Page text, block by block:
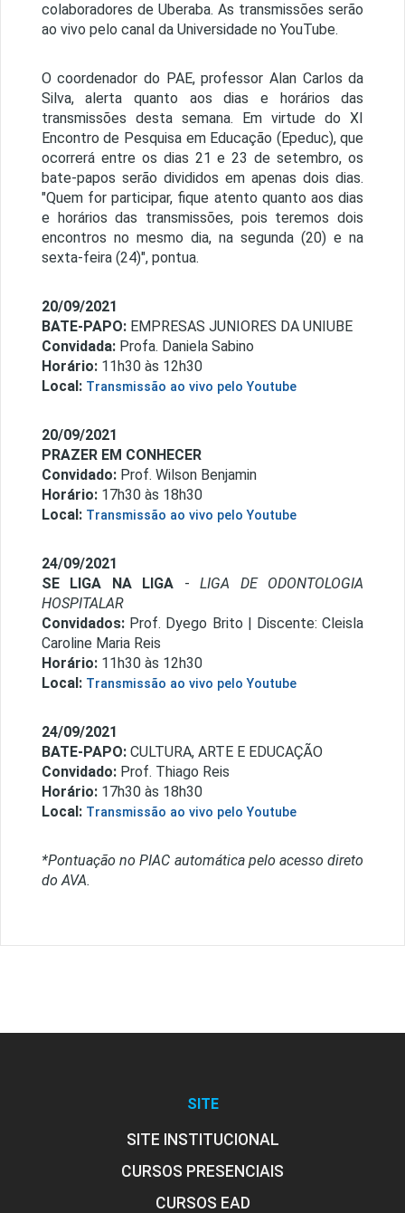
colaboradores de Uberaba. As transmissões serão
ao vivo pelo canal da Universidade no YouTube.
O coordenador do PAE, professor Alan Carlos da
Silva, alerta quanto aos dias e horários das
transmissões desta semana. Em virtude do XI
Encontro de Pesquisa em Educação (Epeduc), que
ocorrerá entre os dias 21 e 23 de setembro, os
bate-papos serão divididos em apenas dois dias.
"Quem for participar, fique atento quanto aos dias
e horários das transmissões, pois teremos dois
encontros no mesmo dia, na segunda (20) e na
sexta-feira (24)", pontua.
20/09/2021
BATE-PAPO:EMPRESAS JUNIORES DA UNIUBE
Convidada:Profa. Daniela Sabino
Horário:11h30 às 12h30
Local: Transmissão ao vivo pelo Youtube
20/09/2021
PRAZER EM CONHECER
Convidado:Prof. Wilson Benjamin
Horário:17h30 às 18h30
Local: Transmissão ao vivo pelo Youtube
24/09/2021
SE LIGA NA LIGA -LIGA DE ODONTOLOGIA
HOSPITALAR
Convidados: Prof. Dyego Brito | Discente: Cleisla
Caroline Maria Reis
Horário: 11h30 às 12h30
Local: Transmissão ao vivo pelo Youtube
24/09/2021
BATE-PAPO:CULTURA, ARTE E EDUCAÇÃO
Convidado: Prof. Thiago Reis
Horário:17h30 às 18h30
Local: Transmissão ao vivo pelo Youtube
*Pontuação no PIAC automática pelo acesso direto
do AVA.
SITE
SITE INSTITUCIONAL
CURSOS PRESENCIAIS
CURSOS EAD